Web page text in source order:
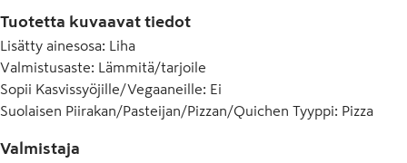
E415 Ksantaanikumi
E450 Dinatriumdifosfaatti
Tuotetta kuvaavat tiedot
Lisätty ainesosa: Liha
Valmistusaste: Lämmitä/tarjoile
Sopii Kasvissyöjille/Vegaaneille: Ei
Suolaisen Piirakan/Pasteijan/Pizzan/Quichen Tyyppi: Pizza
Valmistaja